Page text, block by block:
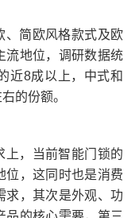
简欧风格款式及欧
流地位，调研数据统
近8成以上，中式和
的份额。
，当前智能门锁的
位，这同时也是消费
求，其次是外观、功